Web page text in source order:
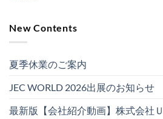
New Contents
夏季休業のご案内
JEC WORLD 2026出展のお知らせ
最新版【会社紹介動画】株式会社